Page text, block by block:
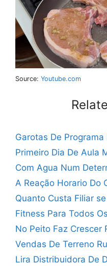
Source: Youtube.com
Garotas De Programa
Primeiro Dia De Aula
Com Agua Num
A Reação Horario Do
Quanto Custa Filiar
Fitness Para Todos
No Peito Faz Crescer
Vendas De Terreno
Lira Distribuidora De